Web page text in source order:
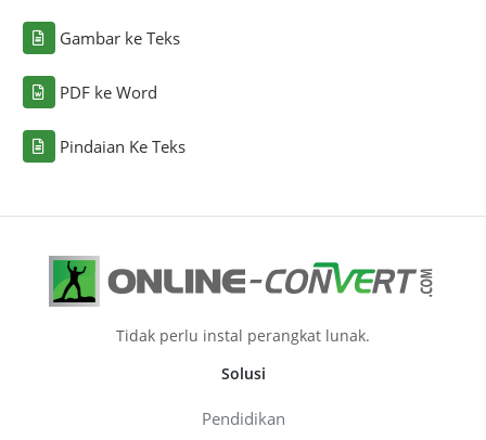
Gambar ke Teks
PDF ke Word
Pindaian Ke Teks
Tidak perlu instal perangkat lunak.
Solusi
Pendidikan